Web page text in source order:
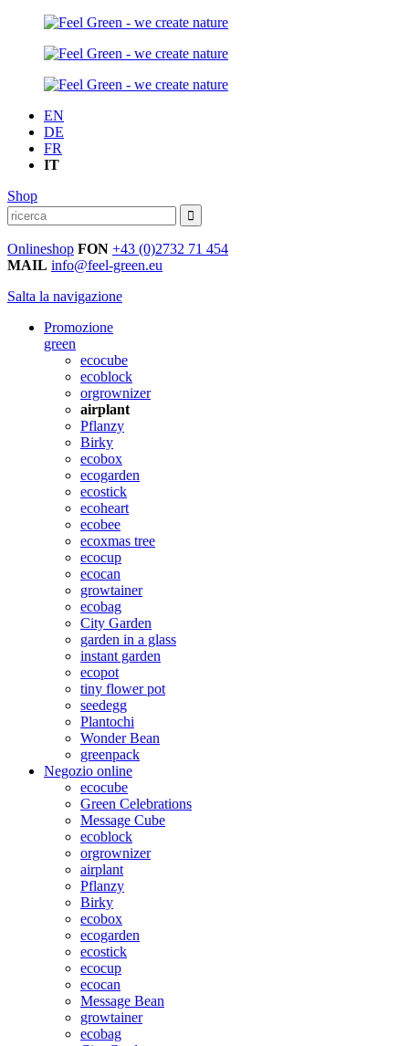
EN
DE
FR
IT
Shop
Onlineshop FON +43 (0)2732 71 454
MAIL info@feel-green.eu
Salta la navigazione
Promozione
green
ecocube
ecoblock
orgrownizer
airplant
Pflanzy
Birky
ecobox
ecogarden
ecostick
ecoheart
ecobee
ecoxmas tree
ecocup
ecocan
growtainer
ecobag
City Garden
garden in a glass
instant garden
ecopot
tiny flower pot
seedegg
Plantochi
Wonder Bean
greenpack
Negozio online
ecocube
Green Celebrations
Message Cube
ecoblock
orgrownizer
airplant
Pflanzy
Birky
ecobox
ecogarden
ecostick
ecocup
ecocan
Message Bean
growtainer
ecobag